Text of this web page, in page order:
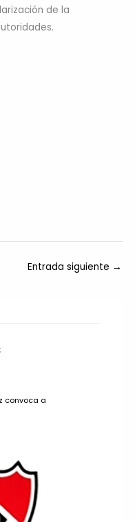
de la
Entrada siguiente →
convoca a